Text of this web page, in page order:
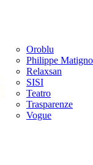
Oroblu
Philippe
Relaxsan
SISI
Teatro
Trasparenze
Vogue